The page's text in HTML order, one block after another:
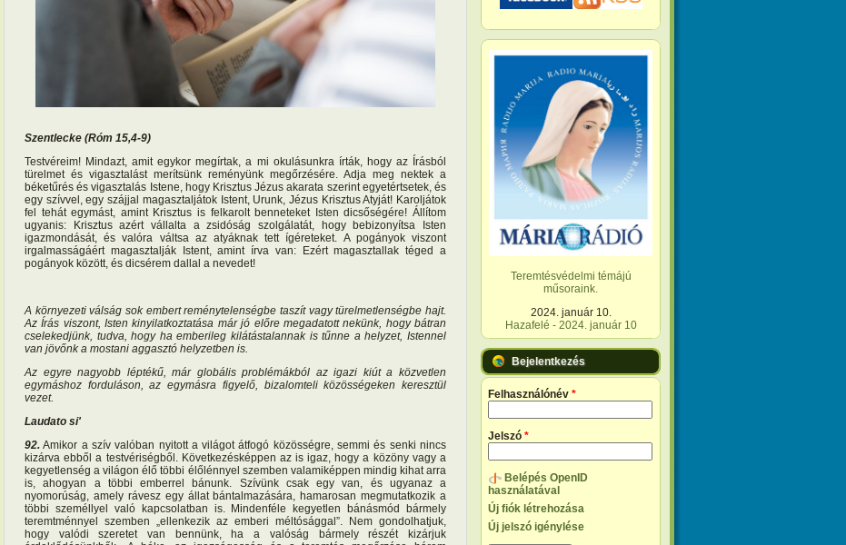
Szentlecke (Róm 15,4-9)
Testvéreim! Mindazt, amit egykor megírtak, a mi okulásunkra írták, hogy az Írásból
türelmet és vigasztalást merítsünk reményünk megőrzésére. Adja meg nektek a
béketűrés és vigasztalás Istene, hogy Krisztus Jézus akarata szerint egyetértsetek, és
egy szívvel, egy szájjal magasztaljátok Istent, Urunk, Jézus Krisztus Atyját! Karoljátok
fel tehát egymást, amint Krisztus is felkarolt benneteket Isten dicsőségére! Állítom
ugyanis: Krisztus azért vállalta a zsidóság szolgálatát, hogy bebizonyítsa Isten
igazmondását, és valóra váltsa az atyáknak tett ígéreteket. A pogányok viszont
irgalmasságáért magasztalják Istent, amint írva van: Ezért magasztallak téged a
pogányok között, és dicsérem dallal a nevedet!
A környezeti válság sok embert reménytelenségbe taszít vagy türelmetlenségbe hajt.
Az Írás viszont, Isten kinyilatkoztatása már jó előre megadatott nekünk, hogy bátran
cselekedjünk, tudva, hogy ha emberileg kilátástalannak is tűnne a helyzet, Istennel
van jövőnk a mostani aggasztó helyzetben is.
Az egyre nagyobb léptékű, már globális problémákból az igazi kiút a közvetlen
egymáshoz forduláson, az egymásra figyelő, bizalomteli közösségeken keresztül
vezet.
Laudato si'
92. Amikor a szív valóban nyitott a világot átfogó közösségre, semmi és senki nincs
kizárva ebből a testvériségből. Következésképpen az is igaz, hogy a közöny vagy a
kegyetlenség a világon élő többi élőlénnyel szemben valamiképpen mindig kihat arra
is, ahogyan a többi emberrel bánunk. Szívünk csak egy van, és ugyanaz a
nyomorúság, amely rávesz egy állat bántalmazására, hamarosan megmutatkozik a
többi személlyel való kapcsolatban is. Mindenféle kegyetlen bánásmód bármely
teremtménnyel szemben „ellenkezik az emberi méltósággal”. Nem gondolhatjuk,
hogy valódi szeretet van bennünk, ha a valóság bármely részét kizárjuk
Teremtésvédelmi témájú
műsoraink.
2024. január 10.
Hazafelé - 2024. január 10
Bejelentkezés
Felhasználónév *
Jelszó *
Belépés OpenID
használatával
Új fiók létrehozása
Új jelszó igénylése